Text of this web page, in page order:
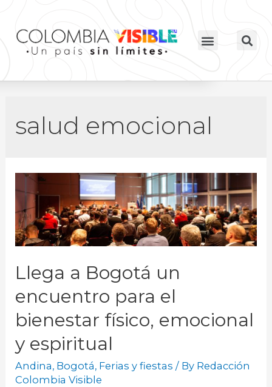
salud emocional
Llega a Bogotá un
encuentro para el
bienestar físico, emocional
y espiritual
Andina, Bogotá, Ferias y fiestas / By Redacción
Colombia Visible